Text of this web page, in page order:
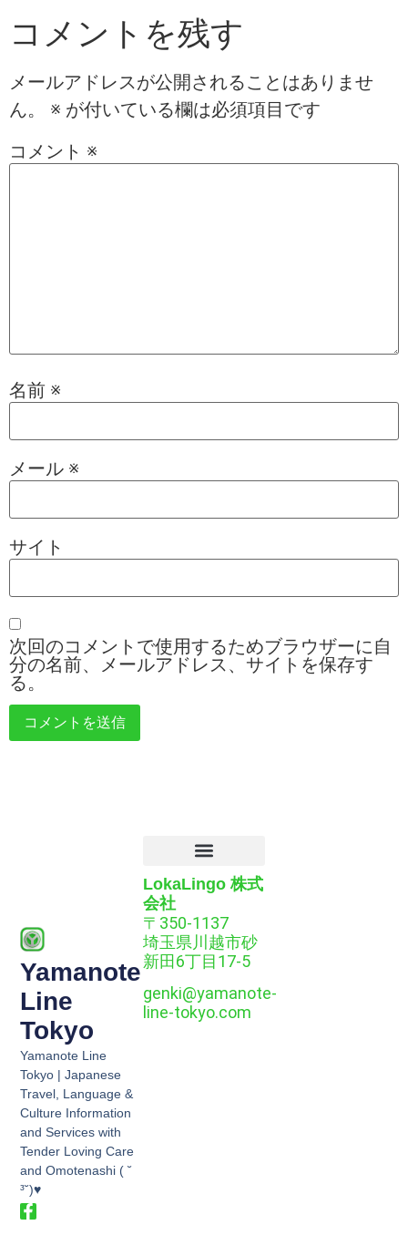
コメントを残す
メールアドレスが公開されることはありませ
ん。
※ が付いている欄は必須項目です
コメント ※
名前 ※
メール ※
サイト
次回のコメントで使用するためブラウザーに自
分の名前、メールアドレス、サイトを保存す
る。
Yamanote
Line
Tokyo
Yamanote Line
Tokyo | Japanese
Travel, Language &
Culture Information
and Services with
Tender Loving Care
and Omotenashi ( ˘
³˘)♥
LokaLingo 株式
会社
〒350-1137
埼玉県川越市砂
新田6丁目17-5
genki@yamanote-
line-tokyo.com